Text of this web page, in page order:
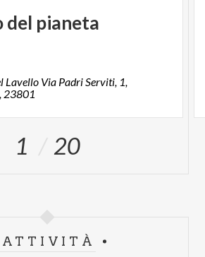
del pianeta
Lavello Via Padri Serviti, 1,
23801
1 20
ATTIVITÀ